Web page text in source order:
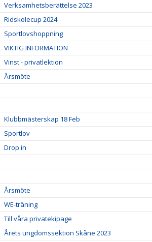
Verksamhetsberättelse 2023
Ridskolecup 2024
Sportlovshoppning
VIKTIG INFORMATION
Vinst - privatlektion
Årsmöte
Klubbmästerskap 18 Feb
Sportlov
Drop in
Årsmöte
WE-träning
Till våra privatekipage
Årets ungdomssektion Skåne 2023